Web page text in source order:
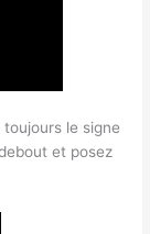
le signe
et posez